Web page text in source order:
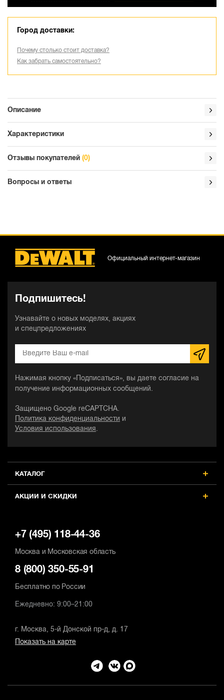
Город доставки:
Почему столько стоит доставка?
Как забрать самостоятельно?
Описание
Характеристики
Отзывы покупателей (0)
Вопросы и ответы
КАТАЛОГ
АКЦИИ И СКИДКИ
Подпишитесь!
Узнавайте о новых моделях, акциях
и спецпредложениях
Нажимая кнопку «Подписаться», вы даете согласие на
получение информационных сообщений.
Защищено Google reCAPTCHA.
Политика конфиденциальности
и
Условия использования .
Официальный интернет-магазин
+7 (495) 118-44-36
Москва и Московская область
8 (800) 350-55-91
Бесплатно по России
Ежедневно: 9:00–21:00
г. Москва, 5-й Донской пр-д, д. 17
Показать на карте